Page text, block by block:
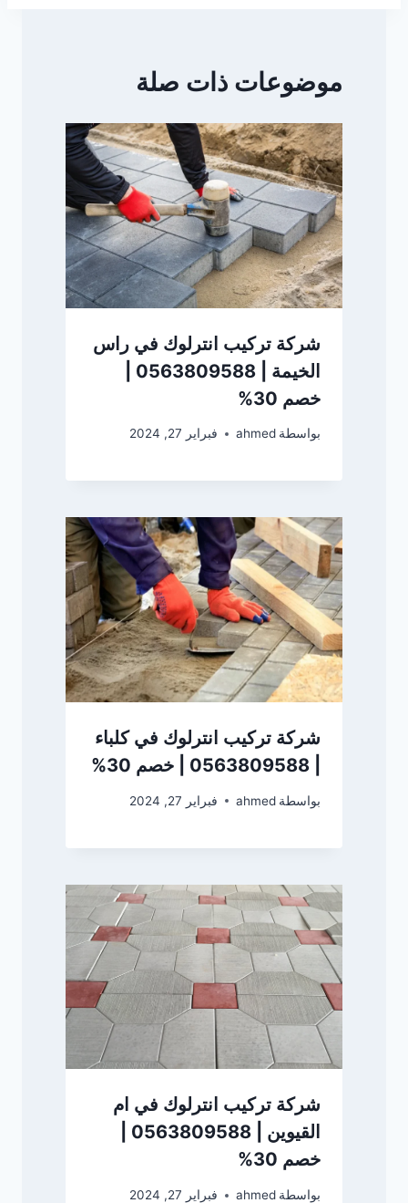
موضوعات ذات صلة
شركة تركيب انترلوك في راس
خصم 30%
بواسطة ahmed فبراير 27, 2024
شركة تركيب انترلوك في كلباء
بواسطة ahmed فبراير 27, 2024
شركة تركيب انترلوك في ام
خصم 30%
بواسطة ahmed فبراير 27, 2024